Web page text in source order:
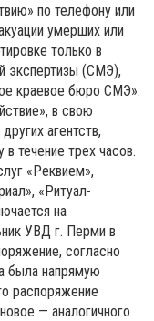
по телефону или
умерших или
только в
экспертизы (СМЭ),
краевое бюро СМЭ».
в свою
агентств,
течение трех часов.
«Реквием»,
«Ритуал-
на
УВД г. Перми в
согласно
была напрямую
распоряжение
— аналогичного